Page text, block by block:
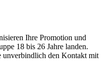
Ihre Promotion und
18 bis 26 Jahre landen.
unverbindlich den Kontakt mit